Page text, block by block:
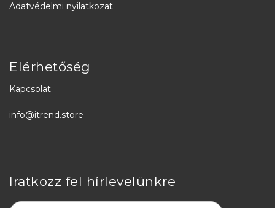
Adatvédelmi nyilatkozat
Elérhetőség
Kapcsolat
info@itrend.store
Iratkozz fel hírlevelünkre